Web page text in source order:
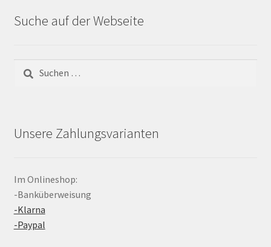
Suche auf der Webseite
nach:
Unsere Zahlungsvarianten
Im Onlineshop:
-Banküberweisung
-Klarna
-Paypal